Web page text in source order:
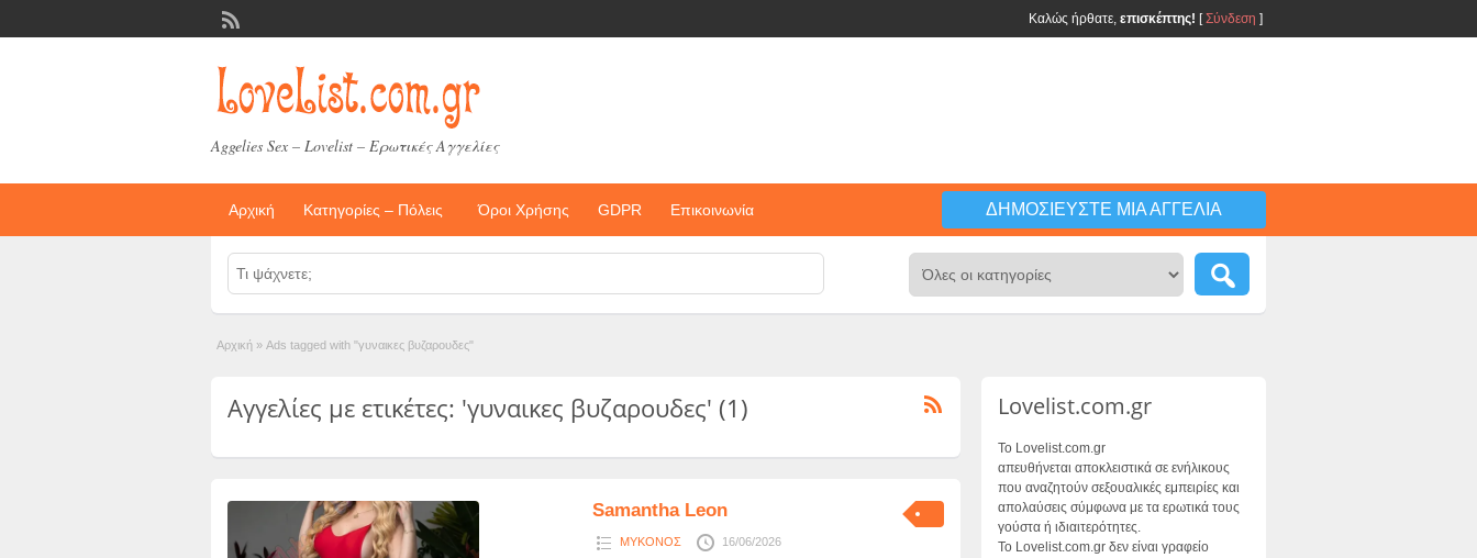
Καλώς ήρθατε, επισκέπτης! [Σύνδεση ]
Aggelies Sex – Lovelist – Ερωτικές Αγγελίες
Αρχική Κατηγορίες – Πόλεις Όροι Χρήσης GDPR Επικοινωνία ΔΗΜΟΣΙΕΎΣΤΕ ΜΙΑ ΑΓΓΕΛΊΑ
Αρχική » Ads tagged with "γυναικες βυζαρουδες"
Αγγελίες με ετικέτες: 'γυναικες βυζαρουδες' (1)
Samantha Leon
ΜΥΚΟΝΟΣ 16/06/2026
Lovelist.com.gr
Το Lovelist.com.gr
απευθήνεται αποκλειστικά σε ενήλικους
που αναζητούν σεξουαλικές εμπειρίες και
απολαύσεις σύμφωνα με τα ερωτικά τους
γούστα ή ιδιαιτερότητες.
Το Lovelist.com.gr δεν είναι γραφείο